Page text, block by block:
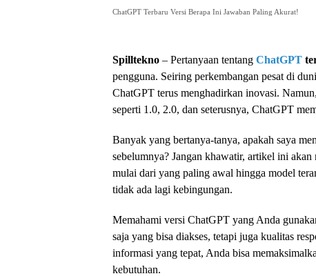
ChatGPT Terbaru Versi Berapa Ini Jawaban Paling Akurat!
Spilltekno – Pertanyaan tentang ChatGPT
pengguna. Seiring perkembangan pesat di
ChatGPT terus menghadirkan inovasi.
seperti 1.0, 2.0, dan seterusnya, ChatGPT
Banyak yang bertanya-tanya, apakah saya
sebelumnya? Jangan khawatir, artikel ini
mulai dari yang paling awal hingga model
tidak ada lagi kebingungan.
Memahami versi ChatGPT yang Anda
saja yang bisa diakses, tetapi juga kualitas
informasi yang tepat, Anda bisa
kebutuhan.